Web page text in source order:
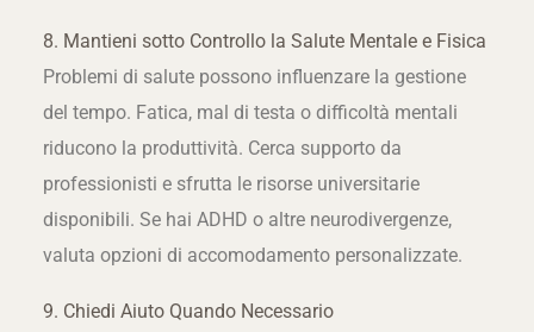
8. Mantieni sotto Controllo la Salute Mentale e Fisica
Problemi di salute possono influenzare la gestione
del tempo. Fatica, mal di testa o difficoltà mentali
riducono la produttività. Cerca supporto da
professionisti e sfrutta le risorse universitarie
disponibili. Se hai ADHD o altre neurodivergenze,
valuta opzioni di accomodamento personalizzate.
9. Chiedi Aiuto Quando Necessario